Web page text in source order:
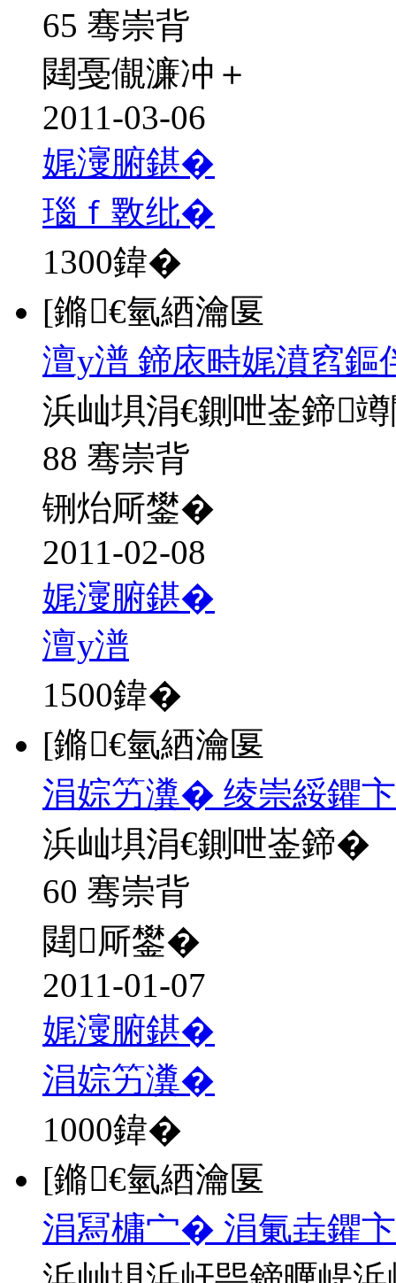
65 骞崇背
閮戞儬濂冲＋
2011-03-06
娓濅腑鍖�
瑙ｆ斁纰�
1300鍏�
[鏅€氫綇瀹匽
澶у潽 鍗庡畤娓濆窞鏂
浜屾埧涓€鍘呭崟鍗
88 骞崇背
铏炲厛鐢�
2011-02-08
娓濅腑鍖�
澶у潽
1500鍏�
[鏅€氫綇瀹匽
涓婃竻瀵� 绫崇綏鑺
浜屾埧涓€鍘呭崟鍗�
60 骞崇背
閮厛鐢�
2011-01-07
娓濅腑鍖�
涓婃竻瀵�
1000鍏�
[鏅€氫綇瀹匽
涓冩槦宀� 涓氭垚鑺